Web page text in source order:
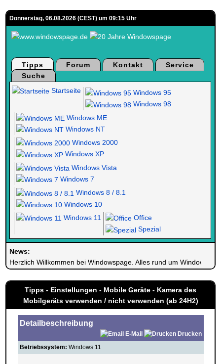
Donnerstag, 06.08.2026 (CEST) um 09:15 Uhr
Tipps Forum Kontakt
Service
Suche
Startseite
Windows 95
Windows 98
Windows ME
Windows NT
Windows 2000
Windows XP
Windows Vista
Windows 7
Windows 8 / 8.1
Windows 10
Windows 11
Office
Spezial
News:
Herzlich Willkommen bei Windowspage. Alles rund um Windows.
Tipps - Einstellungen - Mobile Geräte - Kamera des
Mobilgeräts verwenden / nicht verwenden (ab 24H2)
Detailbeschreibung
E-Mail
Drucken
Betriebssystem: Windows 11